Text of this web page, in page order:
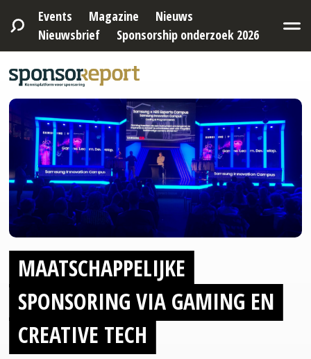
Events Magazine
Nieuws
Nieuwsbrief
Sponsorship onderzoek 2026
MAATSCHAPPELIJKE
SPONSORING VIA GAMING EN
CREATIVE TECH